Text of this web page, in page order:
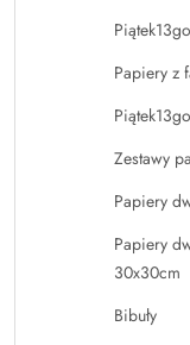
Piątek13go
Papiery z
Zestawy
Papiery
Papiery
30x30cm
Bibuły